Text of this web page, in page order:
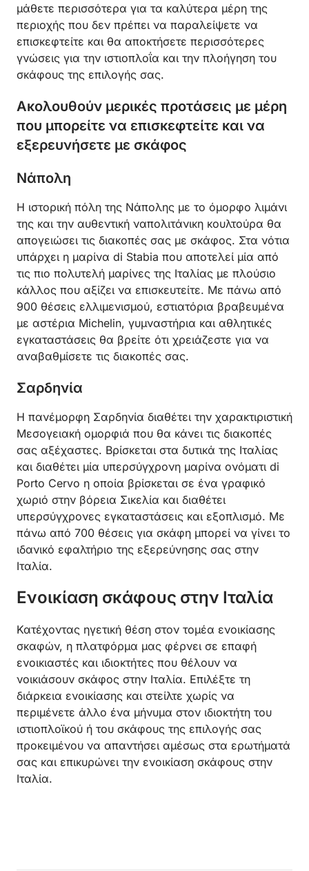
μάθετε περισσότερα για τα καλύτερα μέρη της
περιοχής που δεν πρέπει να παραλείψετε να
επισκεφτείτε και θα αποκτήσετε περισσότερες
γνώσεις για την ιστιοπλοΐα και την πλοήγηση του
σκάφους της επιλογής σας.
Ακολουθούν μερικές προτάσεις με μέρη
που μπορείτε να επισκεφτείτε και να
εξερευνήσετε με σκάφος
Νάπολη
Η ιστορική πόλη της Νάπολης με το όμορφο λιμάνι
της και την αυθεντική ναπολιτάνικη κουλτούρα θα
απογειώσει τις διακοπές σας με σκάφος. Στα νότια
υπάρχει η μαρίνα di Stabia που αποτελεί μία από
τις πιο πολυτελή μαρίνες της Ιταλίας με πλούσιο
κάλλος που αξίζει να επισκευτείτε. Με πάνω από
900 θέσεις ελλιμενισμού, εστιατόρια βραβευμένα
με αστέρια Michelin, γυμναστήρια και αθλητικές
εγκαταστάσεις θα βρείτε ότι χρειάζεστε για να
αναβαθμίσετε τις διακοπές σας.
Σαρδηνία
Η πανέμορφη Σαρδηνία διαθέτει την χαρακτιριστική
Μεσογειακή ομορφιά που θα κάνει τις διακοπές
σας αξέχαστες. Βρίσκεται στα δυτικά της Ιταλίας
και διαθέτει μία υπερσύγχρονη μαρίνα ονόματι di
Porto Cervo η οποία βρίσκεται σε ένα γραφικό
χωριό στην βόρεια Σικελία και διαθέτει
υπερσύγχρονες εγκαταστάσεις και εξοπλισμό. Με
πάνω από 700 θέσεις για σκάφη μπορεί να γίνει το
ιδανικό εφαλτήριο της εξερεύνησης σας στην
Ιταλία.
Ενοικίαση σκάφους στην Ιταλία
Κατέχοντας ηγετική θέση στον τομέα ενοικίασης
σκαφών, η πλατφόρμα μας φέρνει σε επαφή
ενοικιαστές και ιδιοκτήτες που θέλουν να
νοικιάσουν σκάφος στην Ιταλία. Επιλέξτε τη
διάρκεια ενοικίασης και στείλτε χωρίς να
περιμένετε άλλο ένα μήνυμα στον ιδιοκτήτη του
ιστιοπλοϊκού ή του σκάφους της επιλογής σας
προκειμένου να απαντήσει αμέσως στα ερωτήματά
σας και επικυρώνει την ενοικίαση σκάφους στην
Ιταλία.